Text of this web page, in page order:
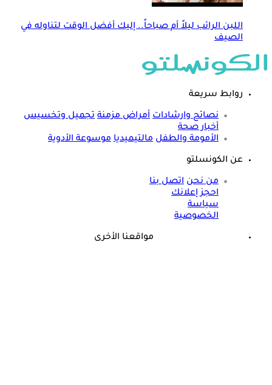
اللبن الرائب ليلاً أم صباحاً.. إليك أفضل الوقت لتناوله في
الصيف
روابط سريعة
نصائح وارشادات أمراض مزمنة تجميل وتخسيس
أخبار صحة
الأمومة والطفل مالتيميديا موسوعة الأدوية
عن الكونسلتو
من نحن اتصل بنا
احجز إعلانك
سياسة
الخصوصية
مواقعنا الأخرى